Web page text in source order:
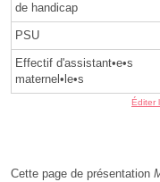
de handicap
PSU
Effectif d'assistant•e•s
maternel•le•s
Éditer
Cette page de présentation